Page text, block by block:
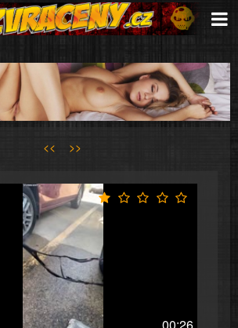
<< >>
00:26